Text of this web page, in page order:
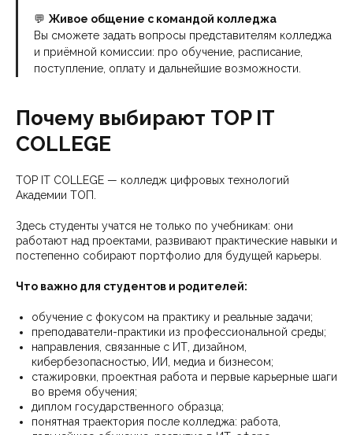
💬 Живое общение с командой колледжа
Вы сможете задать вопросы представителям колледжа
и приёмной комиссии: про обучение, расписание,
поступление, оплату и дальнейшие возможности.
Почему выбирают TOP IT
COLLEGE
TOP IT COLLEGE — колледж цифровых технологий
Академии ТОП.
Здесь студенты учатся не только по учебникам: они
работают над проектами, развивают практические навыки и
постепенно собирают портфолио для будущей карьеры.
Что важно для студентов и родителей:
обучение с фокусом на практику и реальные задачи;
преподаватели-практики из профессиональной среды;
направления, связанные с ИТ, дизайном,
кибербезопасностью, ИИ, медиа и бизнесом;
стажировки, проектная работа и первые карьерные шаги
во время обучения;
диплом государственного образца;
понятная траектория после колледжа: работа,